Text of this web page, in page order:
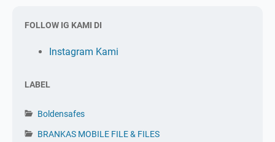
FOLLOW IG KAMI DI
Instagram Kami
LABEL
Boldensafes
BRANKAS MOBILE FILE & FILES